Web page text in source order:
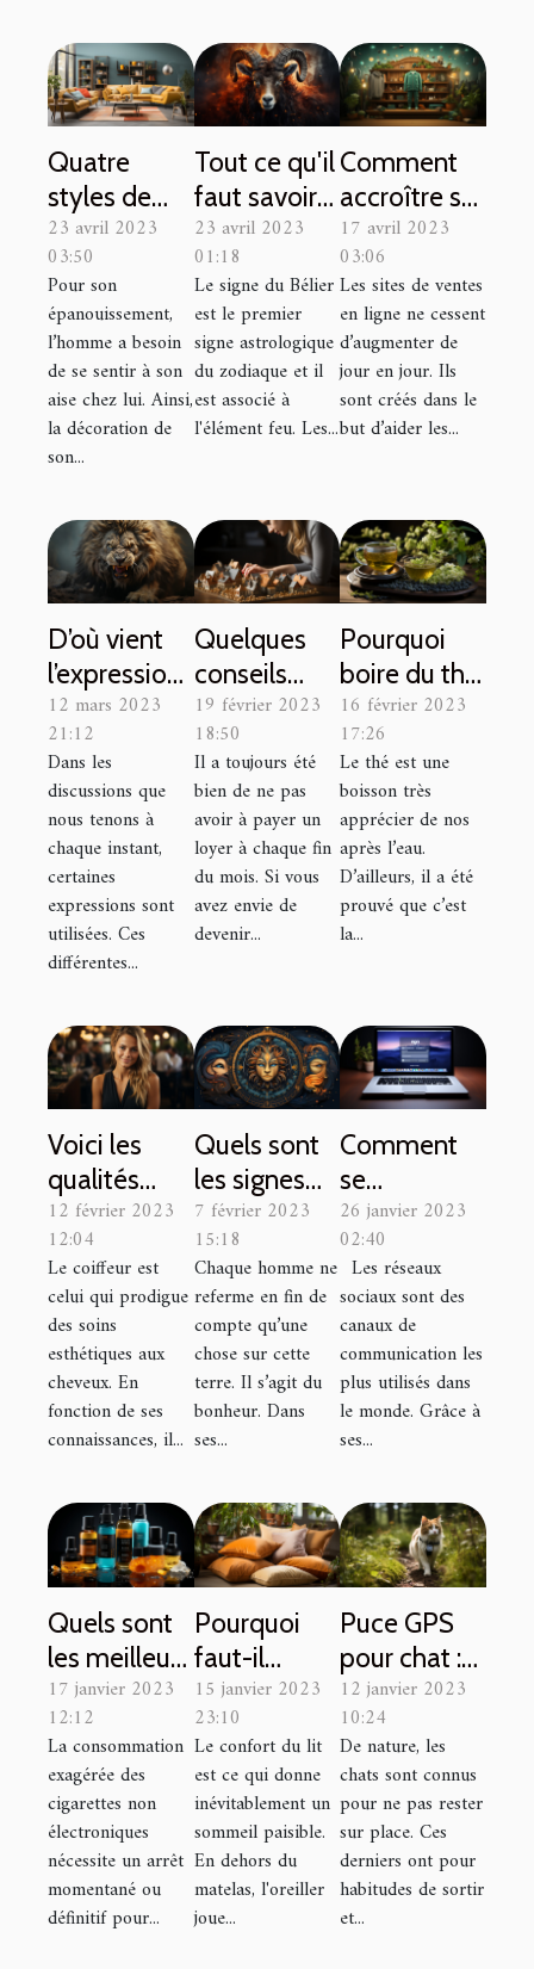
Quatre
styles de
décoration
pour votre
intérieur.
23 avril 2023
03:50
Pour son
épanouissement,
l’homme a besoin
de se sentir à son
aise chez lui. Ainsi,
la décoration de
son...
Tout ce qu'il
faut savoir
sur le signe
du Bélier
23 avril 2023
01:18
Le signe du Bélier
est le premier
signe astrologique
du zodiaque et il
est associé à
l'élément feu. Les...
Comment
accroître sa
visibilité sur
vinted ?
17 avril 2023
03:06
Les sites de ventes
en ligne ne cessent
d’augmenter de
jour en jour. Ils
sont créés dans le
but d’aider les...
D’où vient
l’expression
''se jeter
dans la
gueule du
loup'' ?
12 mars 2023
21:12
Dans les
discussions que
nous tenons à
chaque instant,
certaines
expressions sont
utilisées. Ces
différentes...
Quelques
conseils
pour devenir
propriétaire
de sa
maison
19 février 2023
18:50
Il a toujours été
bien de ne pas
avoir à payer un
loyer à chaque fin
du mois. Si vous
avez envie de
devenir...
Pourquoi
boire du thé
bio d’Asie ?
16 février 2023
17:26
Le thé est une
boisson très
apprécier de nos
après l’eau.
D’ailleurs, il a été
prouvé que c’est
la...
Voici les
qualités
d'un bon
coiffeur
12 février 2023
12:04
Le coiffeur est
celui qui prodigue
des soins
esthétiques aux
cheveux. En
fonction de ses
connaissances, il...
Quels sont
les signes
du zodiaque
qui
connaîtront
le bonheur
durant cette
année ?
7 février 2023
15:18
Chaque homme ne
referme en fin de
compte qu’une
chose sur cette
terre. Il s’agit du
bonheur. Dans
ses...
Comment
se
connecter à
son compte
Facebook ?
26 janvier 2023
02:40
Les réseaux
sociaux sont des
canaux de
communication les
plus utilisés dans
le monde. Grâce à
ses...
Quels sont
les meilleurs
e-liquide à
choisir pour
votre
cigarette
électronique
?
17 janvier 2023
12:12
La consommation
exagérée des
cigarettes non
électroniques
nécessite un arrêt
momentané ou
définitif pour...
Pourquoi
faut-il
utiliser les
coussins
65×65 ?
15 janvier 2023
23:10
Le confort du lit
est ce qui donne
inévitablement un
sommeil paisible.
En dehors du
matelas, l'oreiller
joue...
Puce GPS
pour chat :
Que faut-il
savoir ?
12 janvier 2023
10:24
De nature, les
chats sont connus
pour ne pas rester
sur place. Ces
derniers ont pour
habitudes de sortir
et...